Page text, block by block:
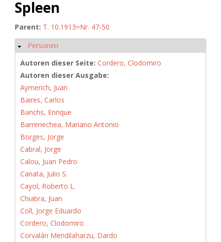
Spleen
Parent: T. 10.1913=Nr. 47-50
Ausblenden
Personen
Autoren dieser Seite: Cordero, Clodomiro
Autoren dieser Ausgabe:
Aymerich, Juan
Baires, Carlos
Banchs, Enrique
Barrenechea, Mariano Antonio
Borges, Jorge
Cabral, Jorge
Calou, Juan Pedro
Canata, Julio S.
Cayol, Roberto L.
Chiabra, Juan
Coll, Jorge Eduardo
Cordero, Clodomiro
Corvalán Mendilaharzu, Dardo